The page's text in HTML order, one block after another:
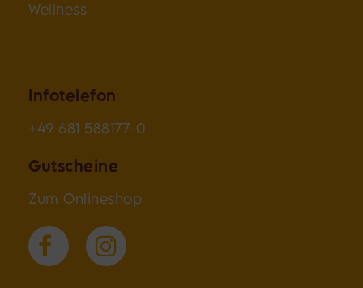
Wellness
Infotelefon
+49 681 588177-0
Gutscheine
Zum Onlineshop